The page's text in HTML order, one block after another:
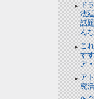
ド
法
話
ん
こ
す
ア
ア
究